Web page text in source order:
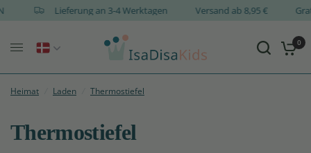
Lieferung an 3-4 Werktagen Versand ab 8,95 €
0
Heimat Laden Thermostiefel
Thermostiefel